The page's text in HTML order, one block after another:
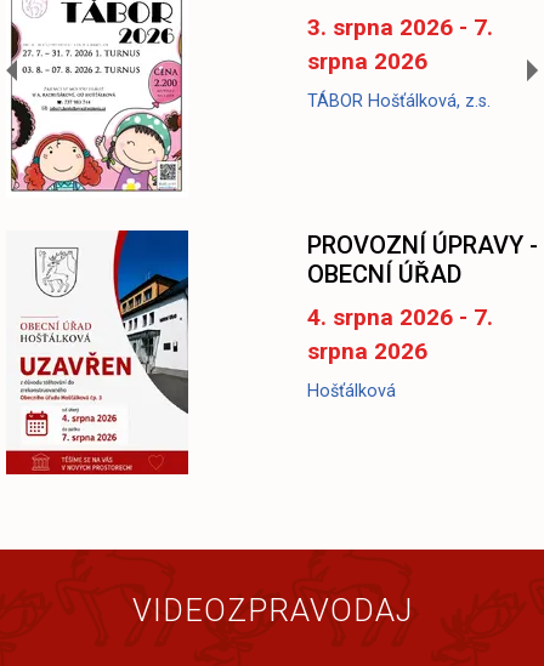
3. srpna 2026 - 7.
srpna 2026
TÁBOR Hošťálková, z.s.
PROVOZNÍ ÚPRAVY -
OBECNÍ ÚŘAD
4. srpna 2026 - 7.
srpna 2026
Hošťálková
VIDEOZPRAVODAJ